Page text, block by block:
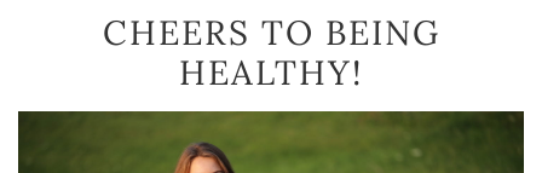
CHEERS TO BEING
HEALTHY!